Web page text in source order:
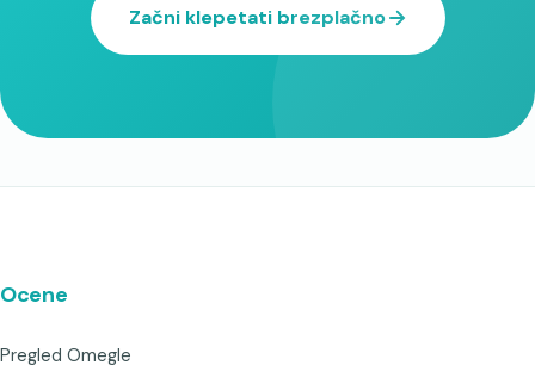
Začni klepetati brezplačno
Ocene
Pregled Omegle